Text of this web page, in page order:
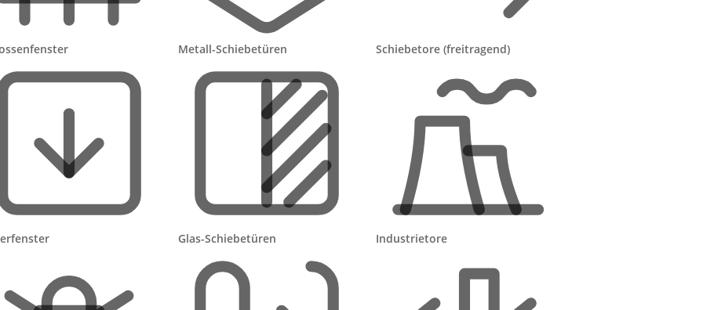
Metall-Schiebetüren
Glas-Schiebetüren
Schiebetore (freitragend)
Industrietore
lohnen
kein Stromkabel liegt, sparst du dir das aufwendige
mühsam; Solar-Rollläden (z. B. von Velux) sind die
Kein Aufstemmen von Putz oder Mauerwerk nötig.
mit genug Tageslicht spielt Solar seine Stärken voll
Nordfenstern oder hinter großen Bäumen – dort lädt
ein klassischer
elektrischer Rollladen die bessere Wahl sein.